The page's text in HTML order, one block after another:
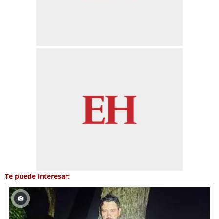
Te puede interesar: